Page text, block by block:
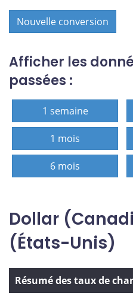
Nouvelle conversion
Afficher les
passées :
1 semaine
1 mois
6 mois
Dollar
(États-Unis)
Résumé des taux de